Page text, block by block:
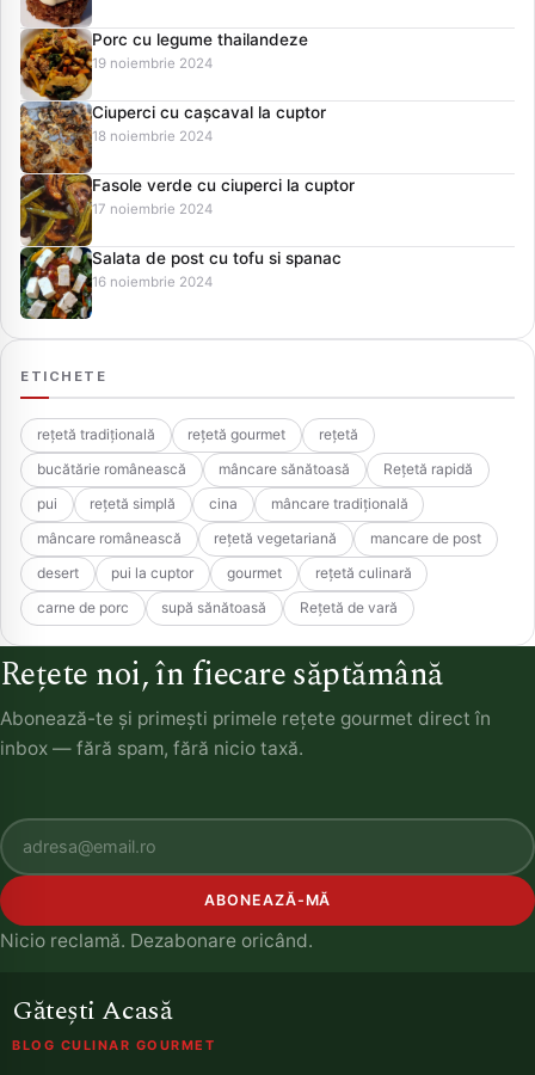
Porc cu legume thailandeze
19 noiembrie 2024
Ciuperci cu cașcaval la cuptor
18 noiembrie 2024
Fasole verde cu ciuperci la cuptor
17 noiembrie 2024
Salata de post cu tofu si spanac
16 noiembrie 2024
ETICHETE
rețetă tradițională rețetă gourmet
rețetă
bucătărie românească
mâncare sănătoasă
Rețetă rapidă
pui
rețetă simplă cina
mâncare tradițională
mâncare românească
rețetă vegetariană
mancare de post
desert
pui la cuptor gourmet
rețetă culinară
carne de porc
supă sănătoasă Rețetă de vară
Rețete noi, în fiecare săptămână
Abonează-te și primești primele rețete gourmet direct în
inbox — fără spam, fără nicio taxă.
ABONEAZĂ-MĂ
Nicio reclamă. Dezabonare oricând.
Gătești Acasă
BLOG CULINAR GOURMET